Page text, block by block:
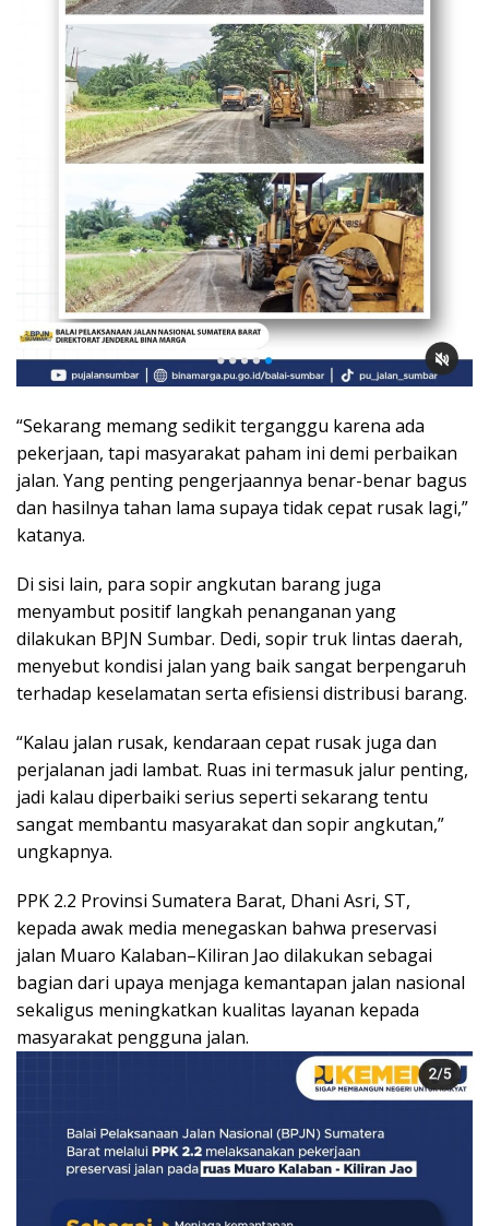
“Sekarang memang sedikit terganggu karena ada
pekerjaan, tapi masyarakat paham ini demi perbaikan
jalan. Yang penting pengerjaannya benar-benar bagus
dan hasilnya tahan lama supaya tidak cepat rusak lagi,”
katanya.
Di sisi lain, para sopir angkutan barang juga
menyambut positif langkah penanganan yang
dilakukan BPJN Sumbar. Dedi, sopir truk lintas daerah,
menyebut kondisi jalan yang baik sangat berpengaruh
terhadap keselamatan serta efisiensi distribusi barang.
“Kalau jalan rusak, kendaraan cepat rusak juga dan
perjalanan jadi lambat. Ruas ini termasuk jalur penting,
jadi kalau diperbaiki serius seperti sekarang tentu
sangat membantu masyarakat dan sopir angkutan,”
ungkapnya.
PPK 2.2 Provinsi Sumatera Barat, Dhani Asri, ST,
kepada awak media menegaskan bahwa preservasi
jalan Muaro Kalaban–Kiliran Jao dilakukan sebagai
bagian dari upaya menjaga kemantapan jalan nasional
sekaligus meningkatkan kualitas layanan kepada
masyarakat pengguna jalan.